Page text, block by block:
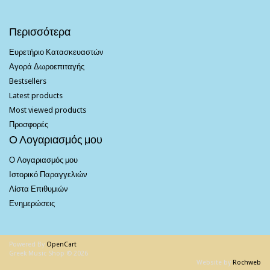
Περισσότερα
Ευρετήριο Κατασκευαστών
Αγορά Δωροεπιταγής
Bestsellers
Latest products
Most viewed products
Προσφορές
Ο Λογαριασμός μου
Ο Λογαριασμός μου
Ιστορικό Παραγγελιών
Λίστα Επιθυμιών
Ενημερώσεις
Powered By OpenCart
Greek Music Shop © 2026
Website by Rochweb